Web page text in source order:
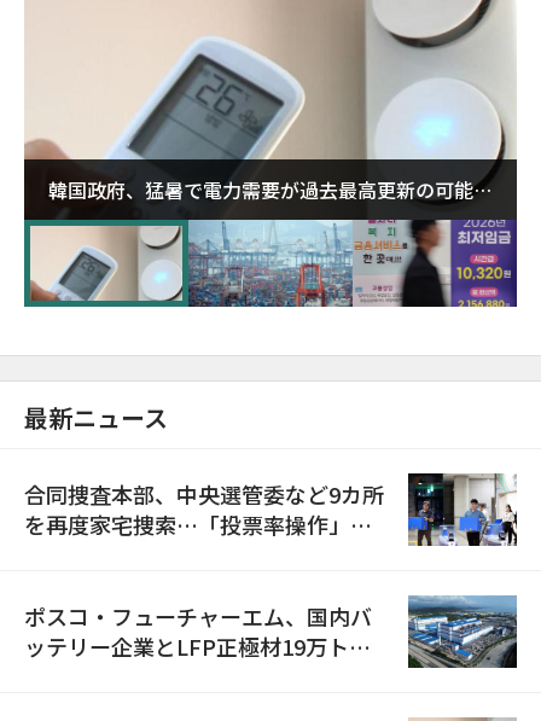
韓国政府、猛暑で電力需要が過去最高更新の可能性
に需給対応体制を点検
最新ニュース
合同捜査本部、中央選管委など9カ所
を再度家宅捜索…「投票率操作」の
ポスコ・フューチャーエム、国内バ
ッテリー企業とLFP正極材19万トン